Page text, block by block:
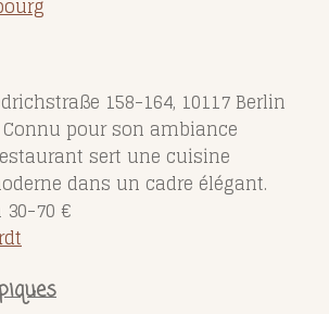
158-164, 10117 Berlin
Connu pour son ambiance
sert une cuisine
dans un cadre élégant.
30-70 €